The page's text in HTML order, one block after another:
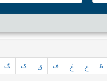
ظ ع غ ف ق ک گ